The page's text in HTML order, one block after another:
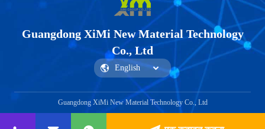
Guangdong XiMi New Material Technology
Co., Ltd
Guangdong XiMi New Material Technology Co., Ltd